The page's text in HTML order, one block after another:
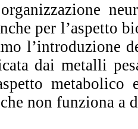
per l’aspetto
l’introduzione
dai metalli
non funziona a